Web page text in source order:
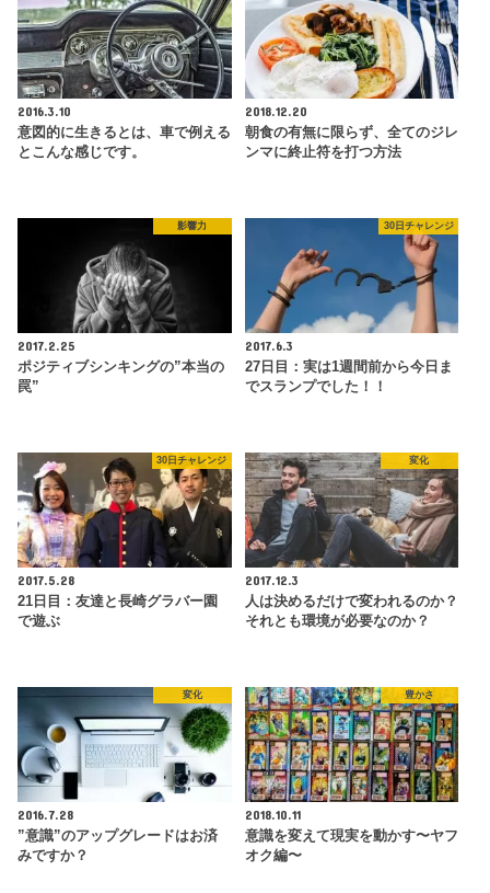
2016.3.10
意図的に生きるとは、車で例える
とこんな感じです。
2018.12.20
朝食の有無に限らず、全てのジレ
ンマに終止符を打つ方法
影響力
2017.2.25
ポジティブシンキングの”本当の
罠”
30日チャレンジ
2017.6.3
27日目：実は1週間前から今日ま
でスランプでした！！
30日チャレンジ
2017.5.28
21日目：友達と長崎グラバー園
で遊ぶ
変化
2017.12.3
人は決めるだけで変われるのか？
それとも環境が必要なのか？
変化
2016.7.28
”意識”のアップグレードはお済
みですか？
豊かさ
2018.10.11
意識を変えて現実を動かす〜ヤフ
オク編〜